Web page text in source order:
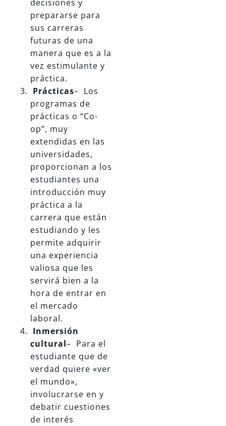
decisiones y
prepararse para
sus carreras
futuras de una
manera que es a la
vez estimulante y
práctica.
Prácticas– Los
programas de
prácticas o “Co-
op”, muy
extendidas en las
universidades,
proporcionan a los
estudiantes una
introducción muy
práctica a la
carrera que están
estudiando y les
permite adquirir
una experiencia
valiosa que les
servirá bien a la
hora de entrar en
el mercado
laboral.
Inmersión
cultural– Para el
estudiante que de
verdad quiere «ver
el mundo»,
involucrarse en y
debatir cuestiones
de interés